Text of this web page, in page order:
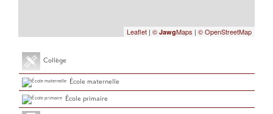
Leaflet | © JawgMaps | © OpenStreetMap
Collège
École maternelle
École primaire